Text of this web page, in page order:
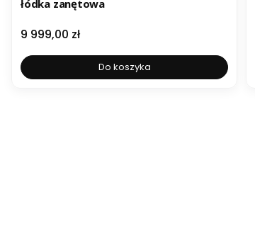
łódka zanętowa
Cena
9 999,00 zł
Do koszyka